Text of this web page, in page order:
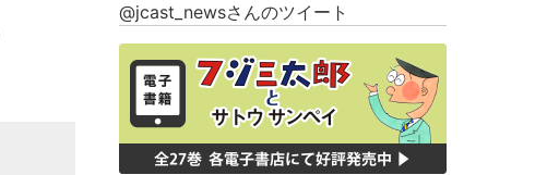
@jcast_newsさんのツイート